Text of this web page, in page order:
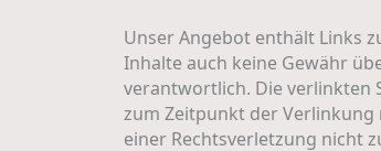
Unser Angebot enthält Links
Inhalte auch keine Gewähr
verantwortlich. Die verlinkten
zum Zeitpunkt der
einer Rechtsverletzung nicht